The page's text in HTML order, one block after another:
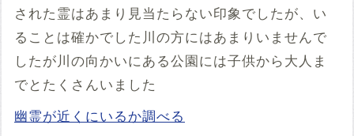
された霊はあまり見当たらない印象でしたが、い
ることは確かでした川の方にはあまりいませんで
したが川の向かいにある公園には子供から大人ま
でとたくさんいました
幽霊が近くにいるか調べる